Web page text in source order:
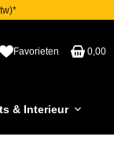
Favorieten 0,00
& Interieur